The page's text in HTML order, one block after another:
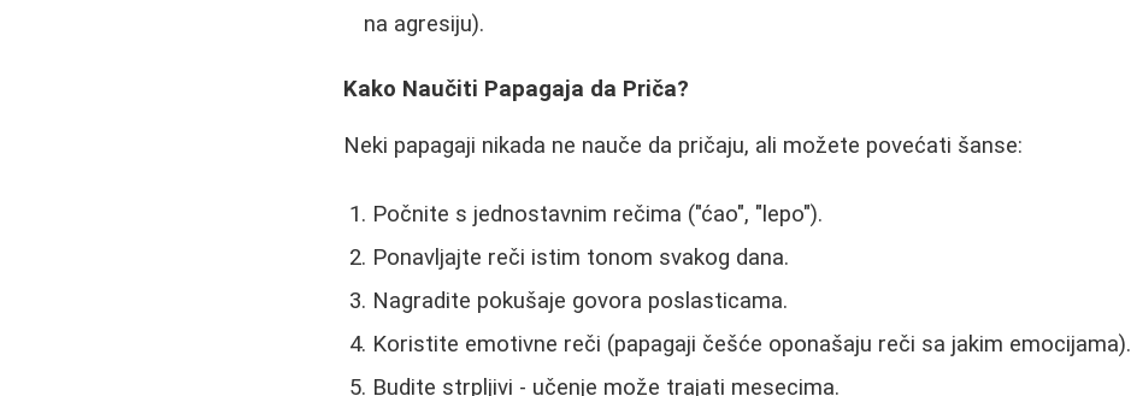
na agresiju).
Kako Naučiti Papagaja da Priča?
Neki papagaji nikada ne nauče da pričaju, ali možete povećati šanse:
Počnite s jednostavnim rečima ("ćao", "lepo").
Ponavljajte reči istim tonom svakog dana.
Nagradite pokušaje govora poslasticama.
Koristite emotivne reči (papagaji češće oponašaju reči sa jakim emocijama).
Budite strpljivi - učenje može trajati mesecima.